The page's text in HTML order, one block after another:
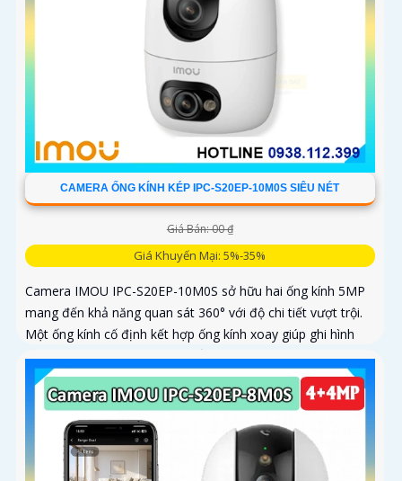
CAMERA ỐNG KÍNH KÉP IPC-S20EP-10M0S SIÊU NÉT
Giá Bán: 00 ₫
Giá Khuyến Mại: 5%-35%
Camera IMOU IPC-S20EP-10M0S sở hữu hai ống kính 5MP
mang đến khả năng quan sát 360° với độ chi tiết vượt trội.
Một ống kính cố định kết hợp ống kính xoay giúp ghi hình
toàn diện mà không bỏ sót điểm mù